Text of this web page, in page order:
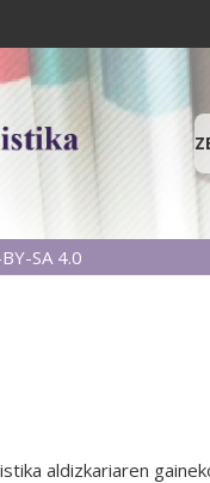
SA 4.0
aldizkariaren